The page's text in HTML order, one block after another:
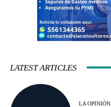
LATEST ARTICLES
LA OPINIÓN